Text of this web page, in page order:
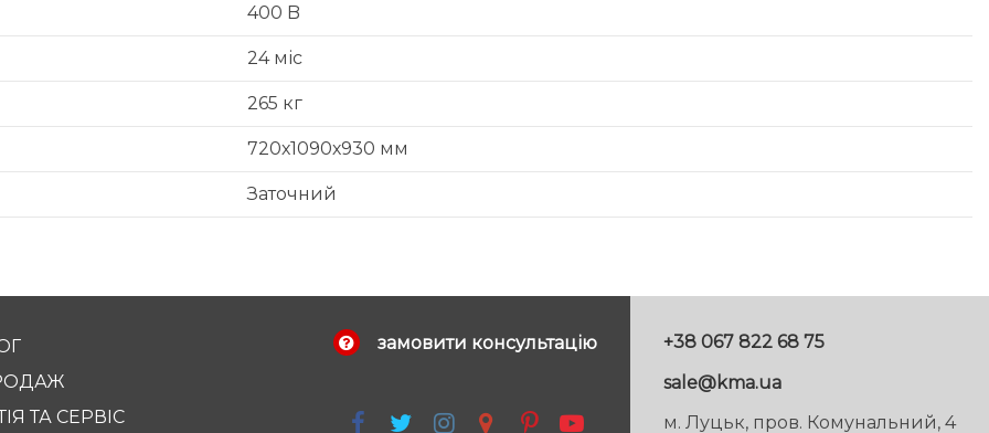
400 B
24 міс
265 кг
720х1090х930 мм
Заточний
ТА СЕРВІС
замовити консультацію
+38 067 822 68 75
sale@kma.ua
м. Луцьк, пров. Комунальний, 4